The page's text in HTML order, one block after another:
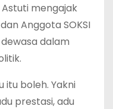
mengajak
Anggota SOKSI
dalam
itu boleh. Yakni
prestasi, adu